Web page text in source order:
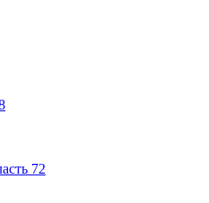
72